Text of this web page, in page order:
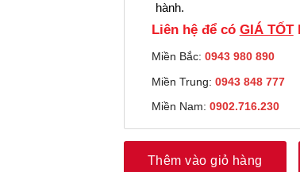
hành.
Liên hệ để có GIÁ TỐT
Miền Bắc: 0943 980 890
Miền Trung: 0943 848 777
Miền Nam: 0902.716.230
Thêm vào giỏ hàng